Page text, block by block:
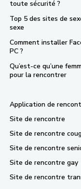
toute sécurité ?
Top 5 des sites de
sexe
Comment installer
PC ?
Qu’est-ce qu’une
pour la rencontrer
Application de
Site de rencontre
Site de rencontre
Site de rencontre
Site de rencontre gay
Site de rencontre